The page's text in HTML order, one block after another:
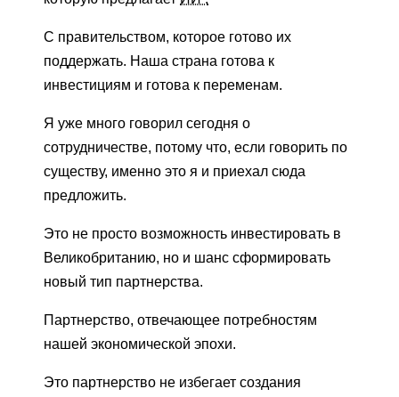
С правительством, которое готово их
поддержать. Наша страна готова к
инвестициям и готова к переменам.
Я уже много говорил сегодня о
сотрудничестве, потому что, если говорить по
существу, именно это я и приехал сюда
предложить.
Это не просто возможность инвестировать в
Великобританию, но и шанс сформировать
новый тип партнерства.
Партнерство, отвечающее потребностям
нашей экономической эпохи.
Это партнерство не избегает создания